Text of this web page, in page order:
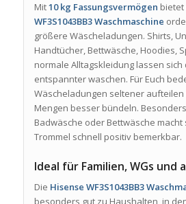
Mit10 kg Fassungsvermögen bietet
WF3S1043BB3 Waschmaschine
größere Wäscheladungen. Shirts,
Handtücher, Bettwäsche, Hoodies,
normale Alltagskleidung lassen sich
entspannter waschen. Für Euch
Wäscheladungen seltener
Mengen besser bündeln.
Badwäsche oder Bettwäsche macht
Trommel schnell positiv bemerkbar.
Ideal für Familien, WGs und
Die Hisense WF3S1043BB3